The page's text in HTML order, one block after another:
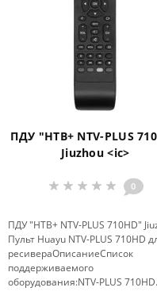
ПДУ "НТВ+ NTV-PLUS
Jiuzhou <ic>
0
ПДУ "НТВ+ NTV-PLUS 710HD"
Пульт Huayu NTV-PLUS 710HD
ресивераОписаниеCписок
поддерживаемого
оборудования:NTV-PLUS